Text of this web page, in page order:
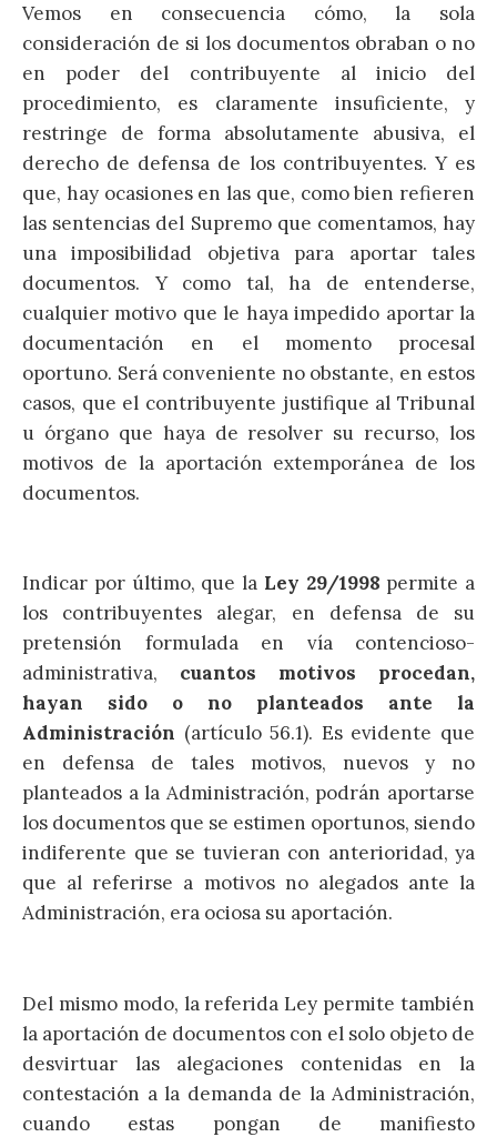
Vemos en consecuencia cómo, la sola
consideración de si los documentos obraban o no
en poder del contribuyente al inicio del
procedimiento, es claramente insuficiente, y
restringe de forma absolutamente abusiva, el
derecho de defensa de los contribuyentes. Y es
que, hay ocasiones en las que, como bien refieren
las sentencias del Supremo que comentamos, hay
una imposibilidad objetiva para aportar tales
documentos. Y como tal, ha de entenderse,
cualquier motivo que le haya impedido aportar la
documentación en el momento procesal
oportuno. Será conveniente no obstante, en estos
casos, que el contribuyente justifique al Tribunal
u órgano que haya de resolver su recurso, los
motivos de la aportación extemporánea de los
documentos.
Indicar por último, que la Ley 29/1998 permite a
los contribuyentes alegar, en defensa de su
pretensión formulada en vía contencioso-
administrativa, cuantos motivos procedan,
hayan sido o no planteados ante la
Administración (artículo 56.1). Es evidente que
en defensa de tales motivos, nuevos y no
planteados a la Administración, podrán aportarse
los documentos que se estimen oportunos, siendo
indiferente que se tuvieran con anterioridad, ya
que al referirse a motivos no alegados ante la
Administración, era ociosa su aportación.
Del mismo modo, la referida Ley permite también
la aportación de documentos con el solo objeto de
desvirtuar las alegaciones contenidas en la
contestación a la demanda de la Administración,
cuando estas pongan de manifiesto